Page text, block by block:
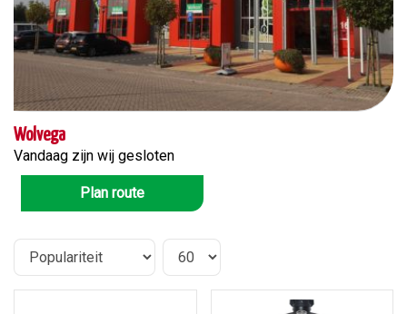
Wolvega
Vandaag zijn wij gesloten
Plan route